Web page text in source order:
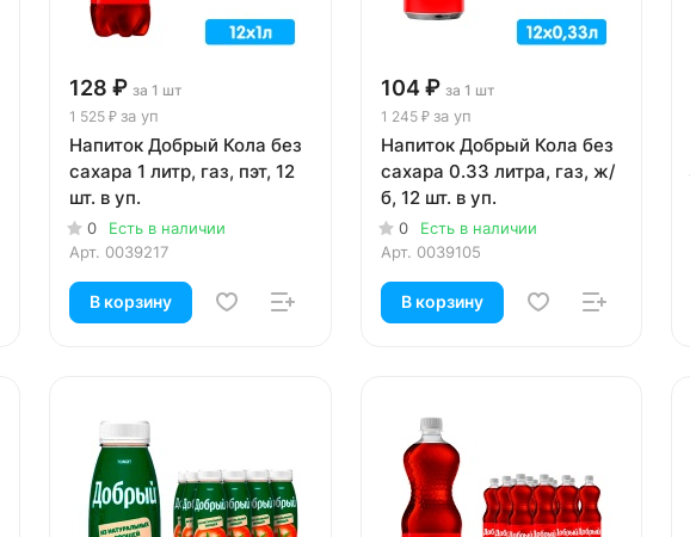
128 ₽ за 1 шт
1 525 ₽ за уп
Напиток Добрый Кола без
сахара 1 литр, газ, пэт, 12
шт. в уп.
0
Есть в наличии
Арт. 0039217
В корзину
104 ₽ за 1 шт
1 245 ₽ за уп
Напиток Добрый Кола без
сахара 0.33 литра, газ, ж/
б, 12 шт. в уп.
0
Есть в наличии
Арт. 0039105
В корзину